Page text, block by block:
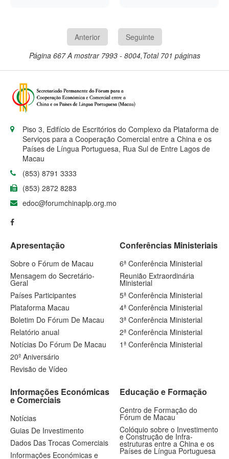
homólogo chinês, Xi
Jinping.
o objectivo de atrair
investimentos chineses
para o arquipélago. A
notícia foi avançada
pelo jornal local A
bovina, avançou a
agência oficial chinesa
Xinhua. A iniciativa
surge depois de, no
mês passado, algumas
avançar com as
Anterior
Seguinte
Página 667 A mostrar 7993 - 8004,Total 701 páginas
Piso 3, Edifício de Escritórios do Complexo da Plataforma de
Serviços para a Cooperação Comercial entre a China e os
Países de Língua Portuguesa, Rua Sul de Entre Lagos de
Macau
(853) 8791 3333
(853) 2872 8283
edoc@forumchinaplp.org.mo
Apresentação
Sobre o Fórum de Macau
Mensagem do Secretário-
Geral
Países Participantes
Plataforma Macau
Boletim Do Fórum De Macau
Relatório anual
Notícias Do Fórum De Macau
20º Aniversário
Revisão de Vídeo
Conferências Ministeriais
6ª Conferência Ministerial
Reunião Extraordinária
Ministerial
5ª Conferência Ministerial
4ª Conferência Ministerial
3ª Conferência Ministerial
2ª Conferência Ministerial
1ª Conferência Ministerial
Informações Económicas
e Comerciais
Notícias
Guias De Investimento
Dados Das Trocas Comerciais
Informações Económicas e
Educação e Formação
Centro de Formação do
Fórum de Macau
Colóquio sobre o Investimento
e Construção de Infra-
estruturas entre a China e os
Países de Língua Portuguesa